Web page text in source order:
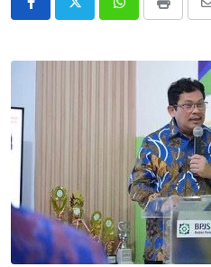
WhatsappPrint